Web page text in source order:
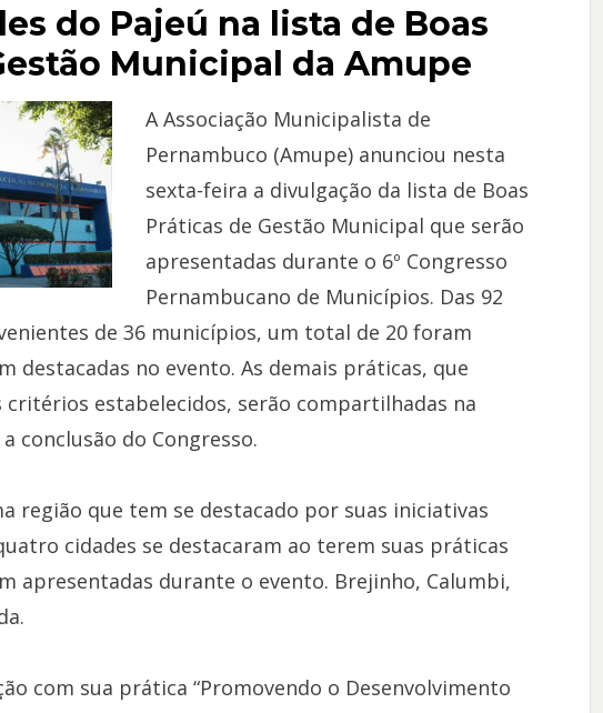
do Pajeú na lista de Boas
Municipal da Amupe
A Associação Municipalista de
Pernambuco (Amupe) anunciou nesta
sexta-feira a divulgação da lista de Boas
Práticas de Gestão Municipal que serão
apresentadas durante o 6º Congresso
Pernambucano de Municípios. Das 92
de 36 municípios, um total de 20 foram
destacadas no evento. As demais práticas, que
estabelecidos, serão compartilhadas na
conclusão do Congresso.
região que tem se destacado por suas iniciativas
cidades se destacaram ao terem suas práticas
apresentadas durante o evento. Brejinho, Calumbi,
com sua prática “Promovendo o Desenvolvimento